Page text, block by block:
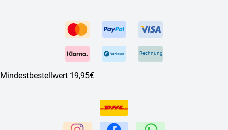
Rechnung
Mindestbestellwert 19,95€